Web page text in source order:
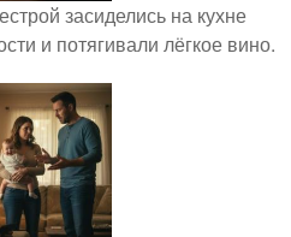
засиделись на кухне
и потягивали лёгкое вино.